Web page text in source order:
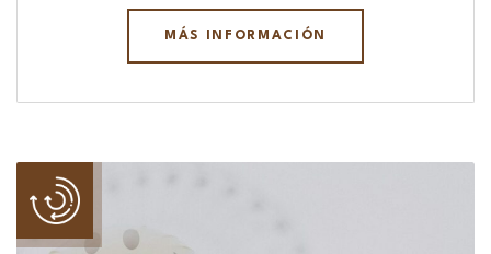
MÁS INFORMACIÓN